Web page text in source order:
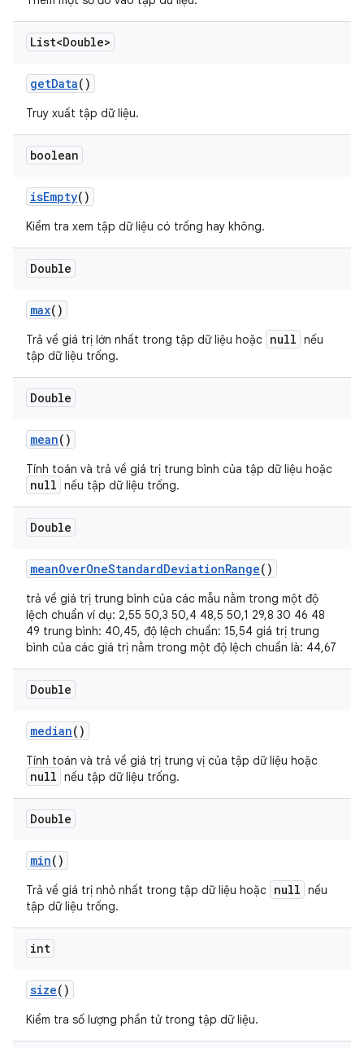
List<Double>
getData()
Truy xuất tập dữ liệu.
boolean
isEmpty()
Kiểm tra xem tập dữ liệu có trống hay không.
Double
max()
Trả về giá trị lớn nhất trong tập dữ liệu hoặc null nếu
tập dữ liệu trống.
Double
mean()
Tính toán và trả về giá trị trung bình của tập dữ liệu hoặc
null nếu tập dữ liệu trống.
Double
meanOverOneStandardDeviationRange()
trả về giá trị trung bình của các mẫu nằm trong một độ
lệch chuẩn ví dụ: 2,55 50,3 50,4 48,5 50,1 29,8 30 46 48
49 trung bình: 40,45, độ lệch chuẩn: 15,54 giá trị trung
bình của các giá trị nằm trong một độ lệch chuẩn là: 44,67
Double
median()
Tính toán và trả về giá trị trung vị của tập dữ liệu hoặc
null nếu tập dữ liệu trống.
Double
min()
Trả về giá trị nhỏ nhất trong tập dữ liệu hoặc null nếu
tập dữ liệu trống.
int
size()
Kiểm tra số lượng phần tử trong tập dữ liệu.